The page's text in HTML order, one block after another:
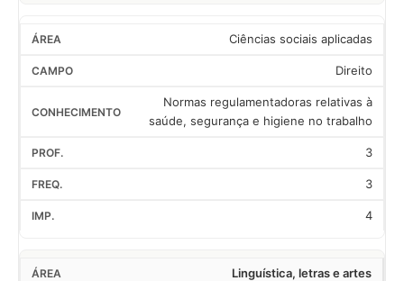
Ciências sociais aplicadas
Direito
Normas regulamentadoras relativas à
saúde, segurança e higiene no trabalho
3
3
4
Linguística, letras e artes